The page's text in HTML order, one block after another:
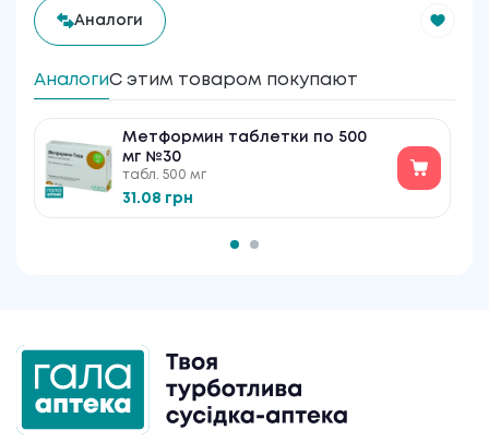
Аналоги
АналогиС этим товаром покупают
Метформин таблетки по 500
мг №30
табл. 500 мг
31.08 грн